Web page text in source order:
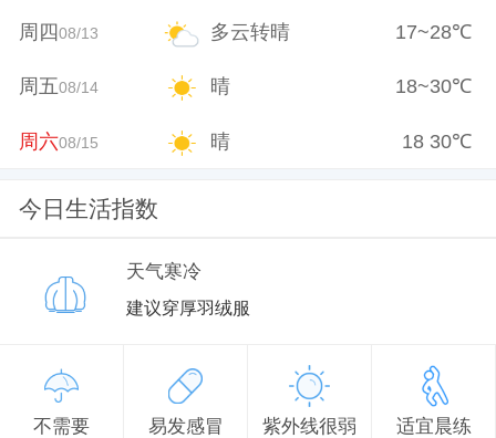
周四08/13 多云转晴 17~28℃
周五08/14 晴 18~30℃
周六08/15 晴 18 30℃
今日生活指数
天气寒冷
建议穿厚羽绒服
不需要 易发感冒 紫外线很弱 适宜晨练